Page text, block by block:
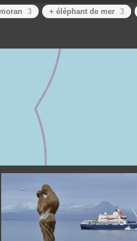
3 + éléphant de mer 3